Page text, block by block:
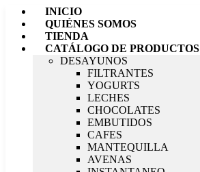
INICIO
QUIÉNES SOMOS
TIENDA
CATÁLOGO DE PRODUCTOS
DESAYUNOS
FILTRANTES
YOGURTS
LECHES
CHOCOLATES
EMBUTIDOS
CAFES
MANTEQUILLA
AVENAS